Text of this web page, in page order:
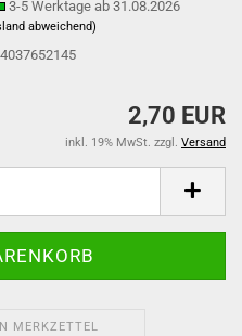
3-5 Werktage ab 31.08.2026
abweichend)
2,70 EUR
inkl. 19% MwSt. zzgl. Versand
MERKZETTEL